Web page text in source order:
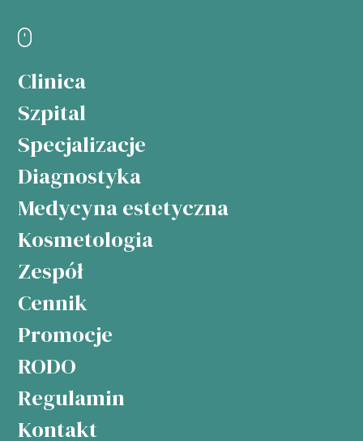
Clinica
Szpital
Specjalizacje
Diagnostyka
Medycyna estetyczna
Kosmetologia
Zespół
Cennik
Promocje
RODO
Regulamin
Kontakt